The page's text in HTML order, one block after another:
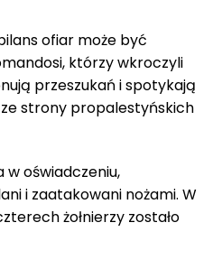
ofiar może być
którzy wkroczyli
przeszukań i spotykają
strony propalestyńskich
oświadczeniu,
i zaatakowani nożami. W
żołnierzy zostało